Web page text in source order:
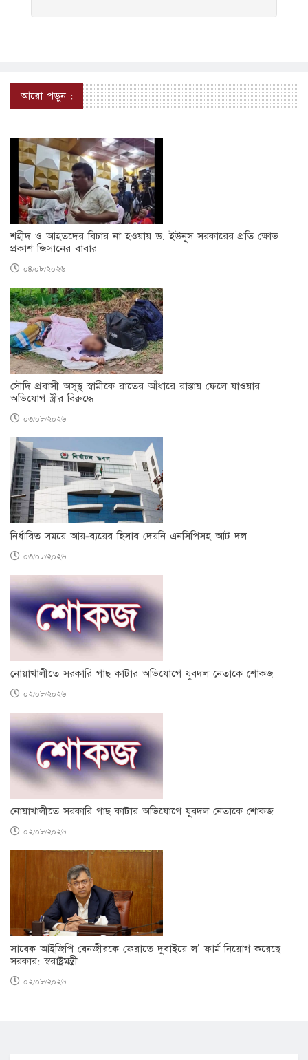
আরো পড়ুন :
শহীদ ও আহতদের বিচার না হওয়ায় ড. ইউনূস সরকারের প্রতি ক্ষোভ
প্রকাশ জিসানের বাবার
০৪/০৮/২০২৬
সৌদি প্রবাসী অসুস্থ স্বামীকে রাতের আঁধারে রাস্তায় ফেলে যাওয়ার
অভিযোগ স্ত্রীর বিরুদ্ধে
০৩/০৮/২০২৬
নির্ধারিত সময়ে আয়-ব্যয়ের হিসাব দেয়নি এনসিপিসহ আট দল
০৩/০৮/২০২৬
নোয়াখালীতে সরকারি গাছ কাটার অভিযোগে যুবদল নেতাকে শোকজ
০২/০৮/২০২৬
নোয়াখালীতে সরকারি গাছ কাটার অভিযোগে যুবদল নেতাকে শোকজ
০২/০৮/২০২৬
সাবেক আইজিপি বেনজীরকে ফেরাতে দুবাইয়ে ল’ ফার্ম নিয়োগ করেছে
সরকার: স্বরাষ্ট্রমন্ত্রী
০২/০৮/২০২৬